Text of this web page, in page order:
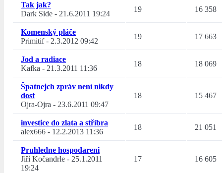
Tak jak?
Dark Side - 21.6.2011 19:24
19 16 358
Komenský pláče
Primitif- 2.3.2012 09:42
19 17 663
Jod a radiace
Kafka - 21.3.2011 11:36
18 18 069
Špatnejch zpráv není nikdy
dost
Ojra-Ojra - 23.6.2011 09:47
18 15 467
investice do zlata a stříbra
alex666 - 12.2.2013 11:36
18 21 051
Pruhledne hospodareni
Jiří Kočandrle - 25.1.2011
19:24
17 16 605